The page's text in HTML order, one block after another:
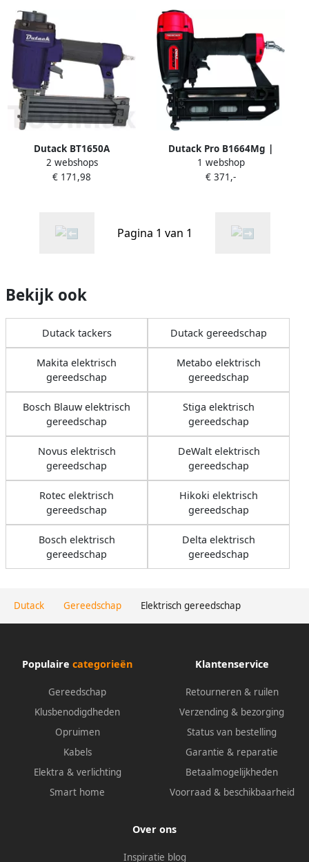
Dutack Gereedschap Elektrisch gereedschap
Dutack BT1650A
Pneumatische Luchttacker
| Mtools
2 webshops
€ 171,98
Dutack Pro B1664Mg |
1.6mm brads | 20 t m
64mm 4212014
1 webshop
€ 371,-
Pagina 1 van 1
Bekijk ook
Dutack tackers Dutack gereedschap
Makita elektrisch
gereedschap
Metabo elektrisch
gereedschap
Bosch Blauw elektrisch
gereedschap
Stiga elektrisch
gereedschap
Novus elektrisch
gereedschap
DeWalt elektrisch
gereedschap
Rotec elektrisch
gereedschap
Hikoki elektrisch
gereedschap
Bosch elektrisch
gereedschap
Delta elektrisch
gereedschap
Populaire categorieën
Gereedschap
Klusbenodigdheden
Opruimen
Kabels
Elektra & verlichting
Smart home
Klantenservice
Retourneren & ruilen
Verzending & bezorging
Status van bestelling
Garantie & reparatie
Betaalmogelijkheden
Voorraad & beschikbaarheid
Over ons
Inspiratie blog